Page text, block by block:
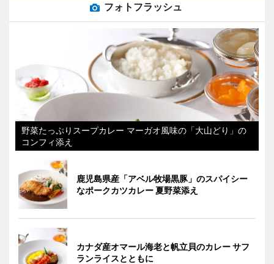
フォトフラッシュ
野菜たっぷりスープカレー マーガオ風味の「大山どり」の
コンフィ添え
鹿児島県産「アベル牧場黒豚」のスパイシー
なポークカツカレー 夏野菜添え
カナダ産オマール海老と帆立貝のカレー サフ
ランライスとともに